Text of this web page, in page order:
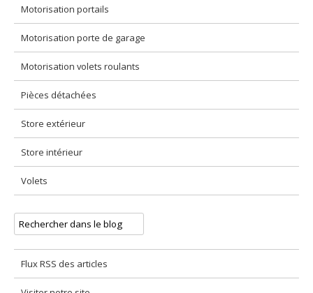
Motorisation portails
Motorisation porte de garage
Motorisation volets roulants
Pièces détachées
Store extérieur
Store intérieur
Volets
Flux RSS des articles